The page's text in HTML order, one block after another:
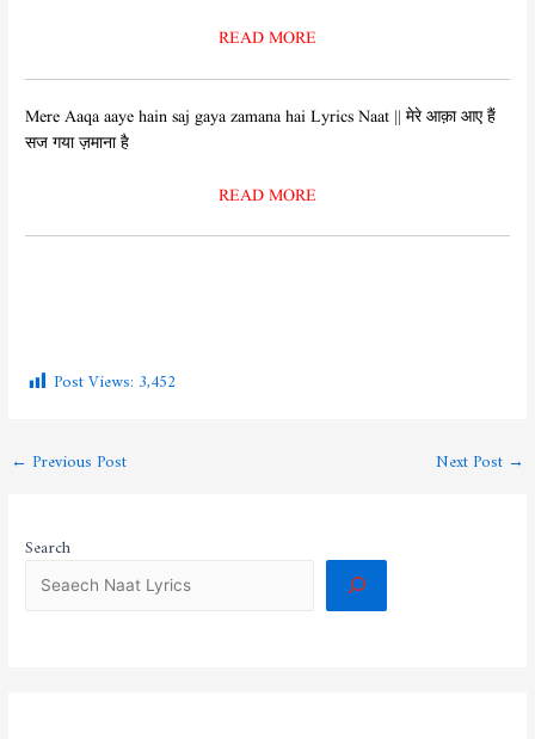
READ MORE
Mere Aaqa aaye hain saj gaya zamana hai Lyrics Naat || मेरे आक़ा आए हैं
सज गया ज़माना है
READ MORE
Post Views:3,452
← Previous Post Next Post→
Search